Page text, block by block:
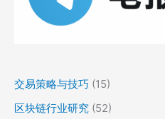
交易策略与技巧 (15)
区块链行业研究 (52)